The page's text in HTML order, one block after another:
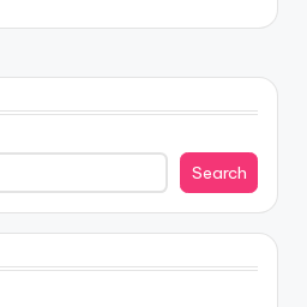
Search